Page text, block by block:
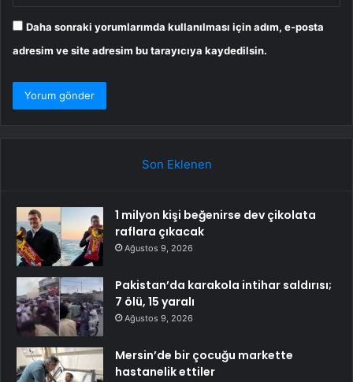
Daha sonraki yorumlarımda kullanılması için adım, e-posta
adresim ve site adresim bu tarayıcıya kaydedilsin.
Son Eklenen
1 milyon kişi beğenirse dev çikolata
raflara çıkacak
Ağustos 9, 2026
Pakistan’da karakola intihar saldırısı;
7 ölü, 15 yaralı
Ağustos 9, 2026
Mersin’de bir çocuğu markette
hastanelik ettiler